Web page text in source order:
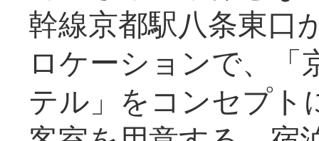
幹線京都駅八条東口
ロケーションで、「
テル」をコンセプト